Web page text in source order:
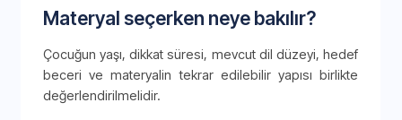
Materyal seçerken neye bakılır?
Çocuğun yaşı, dikkat süresi, mevcut dil düzeyi, hedef
beceri ve materyalin tekrar edilebilir yapısı birlikte
değerlendirilmelidir.